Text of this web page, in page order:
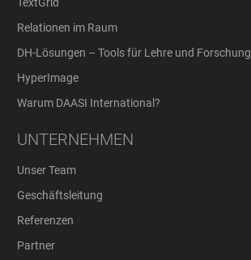
TextGrid
Relationen im Raum
DH-Lösungen – Tools für Lehre und Forschung
HyperImage
Warum DAASI International?
UNTERNEHMEN
Unser Team
Geschäftsleitung
Referenzen
Partner